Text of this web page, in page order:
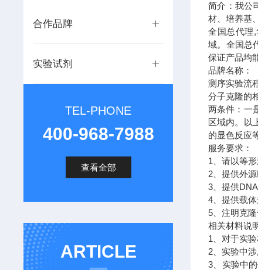
合作品牌
实验试剂
TEL-PHONE
400-968-7988
查看全部
ARTICLE
简介：我公
材、培养基
全国总代理
域。全国总
保证产品均
品牌名称：
测序实验流
分子克隆的
两条件：一
区域内。以
的显色反应
服务要求：
1、请以等
2、提供外
3、提供
4、提供载体
5、注明克
相关材料说
1、对于实
2、实验中
3、实验中